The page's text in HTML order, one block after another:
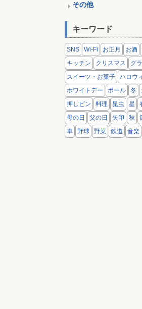
その他
キーワード
SNS Wi-Fi お正月 お酒
キッチン
クリスマス グ
スイーツ・お菓子
ハロウ
ホワイトデー
ボール 冬
押しピン
料理 昆虫 星
母の日
父の日 矢印 秋
車
野球 野菜 鉄道 音楽